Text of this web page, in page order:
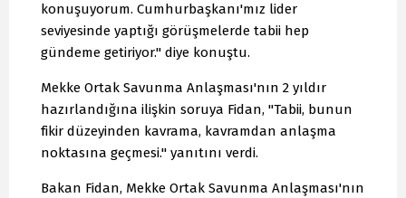
konuşuyorum. Cumhurbaşkanı'mız lider
seviyesinde yaptığı görüşmelerde tabii hep
gündeme getiriyor." diye konuştu.
Mekke Ortak Savunma Anlaşması'nın 2 yıldır
hazırlandığına ilişkin soruya Fidan, "Tabii, bunun
fikir düzeyinden kavrama, kavramdan anlaşma
noktasına geçmesi." yanıtını verdi.
Bakan Fidan, Mekke Ortak Savunma Anlaşması'nın